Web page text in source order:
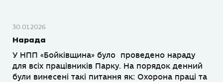
30.01.2026
Нарада
У НПП «Бойківщина» було проведено нараду
для всіх працівників Парку. На порядок денний
були винесені такі питання як: Охорона праці та